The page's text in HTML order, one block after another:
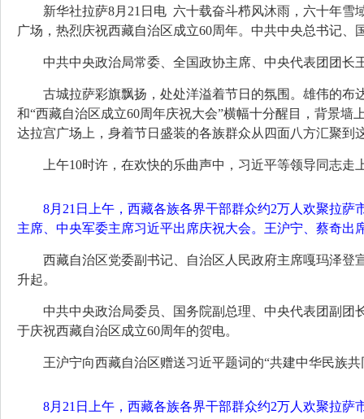
新华社拉萨8月21日电 六十载奋斗栉风沐雨，六十年雪
广场，热烈庆祝西藏自治区成立60周年。中共中央总书记
中共中央政治局常委、全国政协主席、中央代表团团
古城拉萨彩旗飘扬，处处洋溢着节日的氛围。雄伟的
和“西藏自治区成立60周年庆祝大会”横幅十分醒目，背景墙
达拉宫广场上，身着节日盛装的各族群众从四面八方汇聚
上午10时许，在欢快的乐曲声中，习近平等领导同志
8月21日上午，西藏各族各界干部群众约2万人欢聚拉
主席、中央军委主席习近平出席庆祝大会。王沪宁、蔡奇出
西藏自治区党委副书记、自治区人民政府主席嘎玛泽
升起。
中共中央政治局委员、国务院副总理、中央代表团副
于庆祝西藏自治区成立60周年的贺电。
王沪宁向西藏自治区赠送习近平题词的“共建中华民族
8月21日上午，西藏各族各界干部群众约2万人欢聚拉